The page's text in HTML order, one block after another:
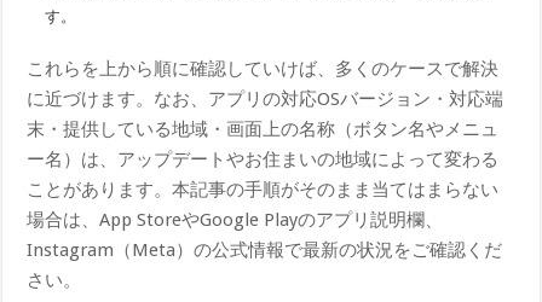
す。
これらを上から順に確認していけば、多くのケースで解決
に近づけます。なお、アプリの対応OSバージョン・対応端
末・提供している地域・画面上の名称（ボタン名やメニュ
ー名）は、アップデートやお住まいの地域によって変わる
ことがあります。本記事の手順がそのまま当てはまらない
場合は、App StoreやGoogle Playのアプリ説明欄、
Instagram（Meta）の公式情報で最新の状況をご確認くだ
さい。